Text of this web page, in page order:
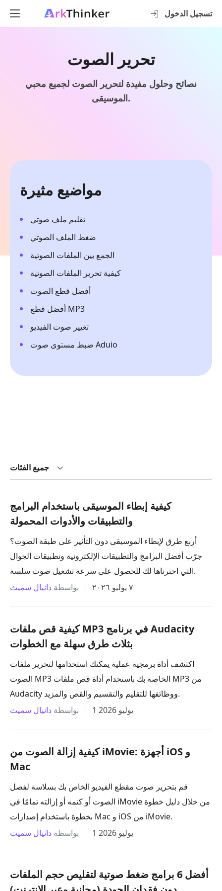
تسجيل الدخول
تحرير الصوت
نصائح وحلول مفيدة لتحرير الصوت لجميع محبي
الموسيقى.
مواضيع مثيرة
تقليم ملف صوتي
ضغط الملف الصوتي
الجمع بين الملفات الصوتية
كيفية تحرير الملفات الصوتية
أفضل قطع الصوت
أفضل قطع MP3
تغيير صوت الفيديو
ضبط مستوى صوت Aduio
جميع الفئات
كيفية إبطاء الموسيقى باستخدام البرامج
والتطبيقات والأدوات المحمولة
أربع طرق لإبطاء الموسيقى دون التأثير على طبقة الصوت؟
جرّب أفضل البرامج والتطبيقات الإلكترونية وتطبيقات الجوال
التي اخترناها لك للحصول على سرعة تشغيل صوت سلسة.
بواسطة دانيال سميث ٧ يوليو ٢٠٢٦
كيفية قص ملفات MP3 في برنامج Audacity
بثلاث طرق سهلة مع الخطوات
اكتشف أداة برمجية عملية يمكنك استخدامها لتحرير ملفات
الصوت MP3 الخاصة بك باستخدام أداة قص ملفات MP3 من
Audacity ووظائفها للتقليم والتقسيم والقص والمزيد.
بواسطة دانيال سميث 1 يوليو 2026
كيفية إزالة الصوت من iMovie: أجهزة iOS و
Mac
قم بتحرير صوت مقطع الفيديو الخاص بك بسلاسة لفصل
الصوت أو كتمه أو إزالته تمامًا في iMovie من خلال دليل خطوة
بخطوة باستخدام إصدارات Mac و iOS من iMovie.
بواسطة دانيال سميث 1 يوليو 2026
أفضل 6 برامج ضغط صوتية لتقليص حجم الملفات